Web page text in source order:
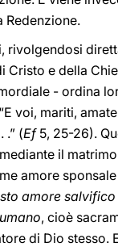
Redenzione.
rivolgendosi
Cristo e della
- ordina
voi, mariti,
.” (Ef5, 25-26).
il
amore
amore
, cioè
di Dio